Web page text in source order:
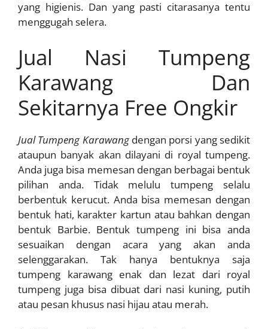
yang higienis. Dan yang pasti citarasanya tentu
menggugah selera.
Jual Nasi Tumpeng
Karawang Dan
Sekitarnya Free Ongkir
Jual Tumpeng Karawangdengan porsi yang sedikit
ataupun banyak akan dilayani di royal tumpeng.
Anda juga bisa memesan dengan berbagai bentuk
pilihan anda. Tidak melulu tumpeng selalu
berbentuk kerucut. Anda bisa memesan dengan
bentuk hati, karakter kartun atau bahkan dengan
bentuk Barbie. Bentuk tumpeng ini bisa anda
sesuaikan dengan acara yang akan anda
selenggarakan. Tak hanya bentuknya saja
tumpeng karawang enak dan lezat dari royal
tumpeng juga bisa dibuat dari nasi kuning, putih
atau pesan khusus nasi hijau atau merah.